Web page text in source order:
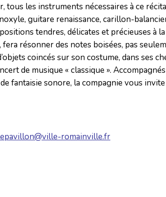
tous les instruments nécessaires à ce
guitare renaissance, carillon-
tendres, délicates et précieuses à
résonner des notes boisées, pas
coincés sur son costume, dans ses
de musique « classique ».
fantaisie sonore, la compagnie vous
romainville.fr